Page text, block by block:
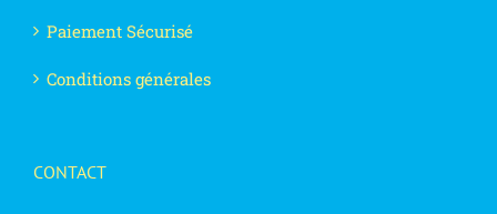
Paiement Sécurisé
Conditions générales
CONTACT